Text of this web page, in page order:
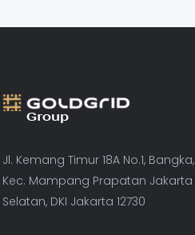
Jl. Kemang Timur 18A No.1, Bangka,
Kec. Mampang Prapatan Jakarta
Selatan, DKI Jakarta 12730